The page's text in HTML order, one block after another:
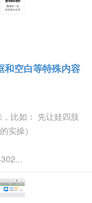
和空白等特殊内容
比如： 先让娃四肢
实操）